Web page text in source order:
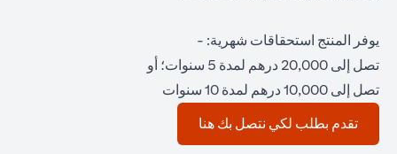
يوفر المنتج استحقاقات شهرية: -
تصل إلى 20,000 درهم لمدة 5 سنوات؛ أو
تصل إلى 10,000 درهم لمدة 10 سنوات
تقدم بطلب لكي نتصل بك هنا